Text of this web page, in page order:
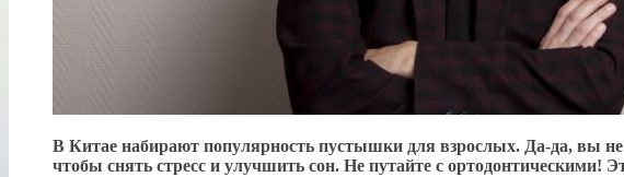
В Китае набирают популярность пустышки для взрослых. Да-да, вы
чтобы снять стресс и улучшить сон. Не путайте с ортодонтическими!